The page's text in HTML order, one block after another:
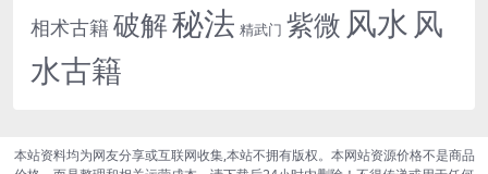
相术古籍破解秘法 精武门 紫微 风水 风
水古籍
本站资料均为网友分享或互联网收集,本站不拥有版权。本网站资源价格不是商品